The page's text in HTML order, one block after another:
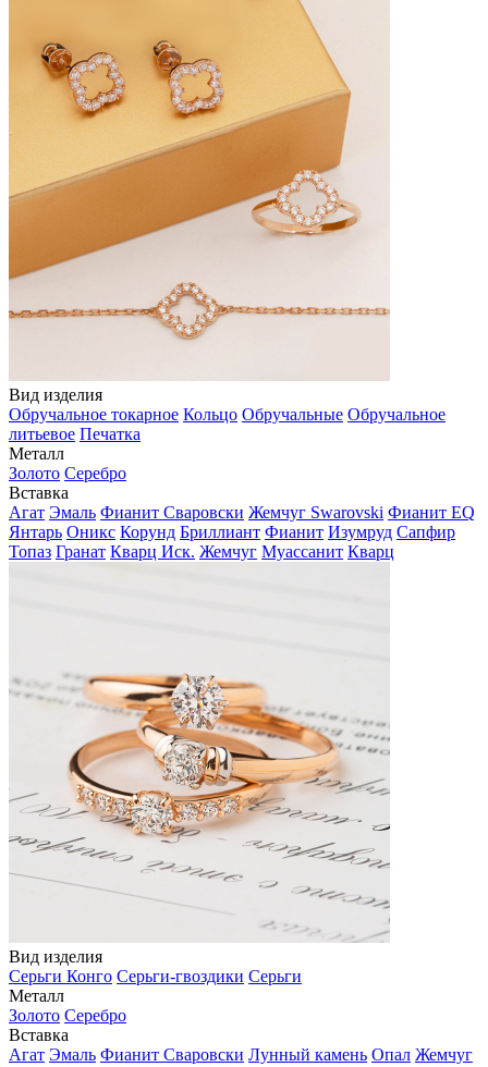
Вид изделия
Обручальное токарное Кольцо Обручальные Обручальное
литьевое Печатка
Металл
Золото Серебро
Вставка
Агат Эмаль Фианит Сваровски Жемчуг Swarovski Фианит EQ
Янтарь Оникс Корунд Бриллиант Фианит Изумруд Сапфир
Топаз Гранат Кварц Иск. Жемчуг Муассанит Кварц
Вид изделия
Серьги Конго Серьги-гвоздики Серьги
Металл
Золото Серебро
Вставка
Агат Эмаль Фианит Сваровски Лунный камень Опал Жемчуг